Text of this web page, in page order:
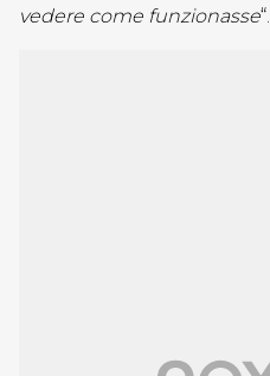
vedere come funzionasse“.